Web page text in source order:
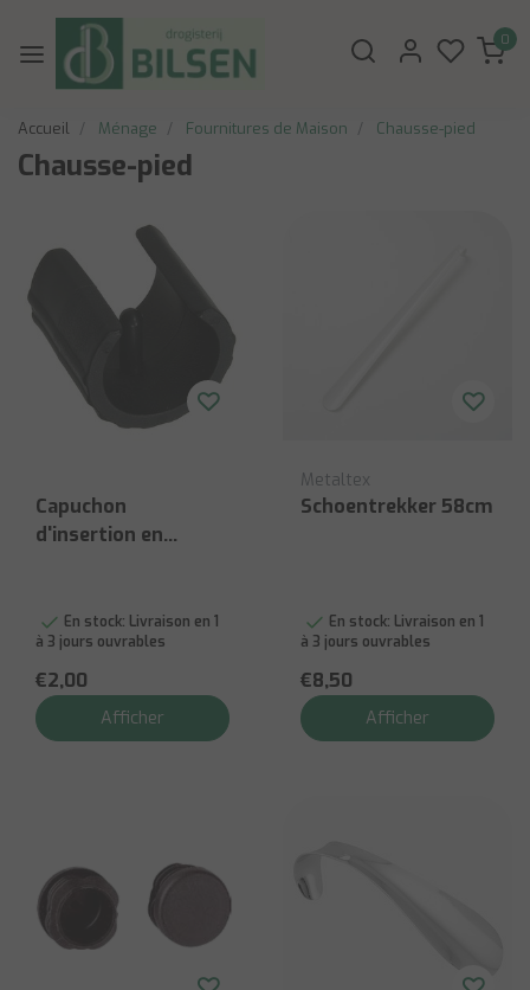
0
Accueil Ménage Fournitures de Maison Chausse-pied
Chausse-pied
Capuchon
d'insertion en
En stock: Livraison en 1
à 3 jours ouvrables
€2,00
Afficher
Metaltex
Schoentrekker 58cm
En stock: Livraison en 1
à 3 jours ouvrables
€8,50
Afficher